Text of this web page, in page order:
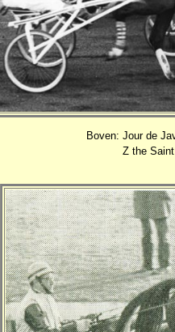
Boven: Jour de
Z the